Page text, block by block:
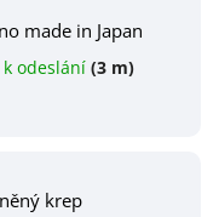
made in Japan
odeslání (3 m)
krep